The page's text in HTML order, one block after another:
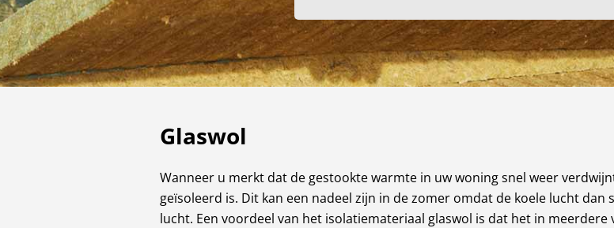
Glaswol
Wanneer u merkt dat de gestookte warmte in uw woning snel weer
geïsoleerd is. Dit kan een nadeel zijn in de zomer omdat de koele lucht
lucht. Een voordeel van het isolatiemateriaal glaswol is dat het in